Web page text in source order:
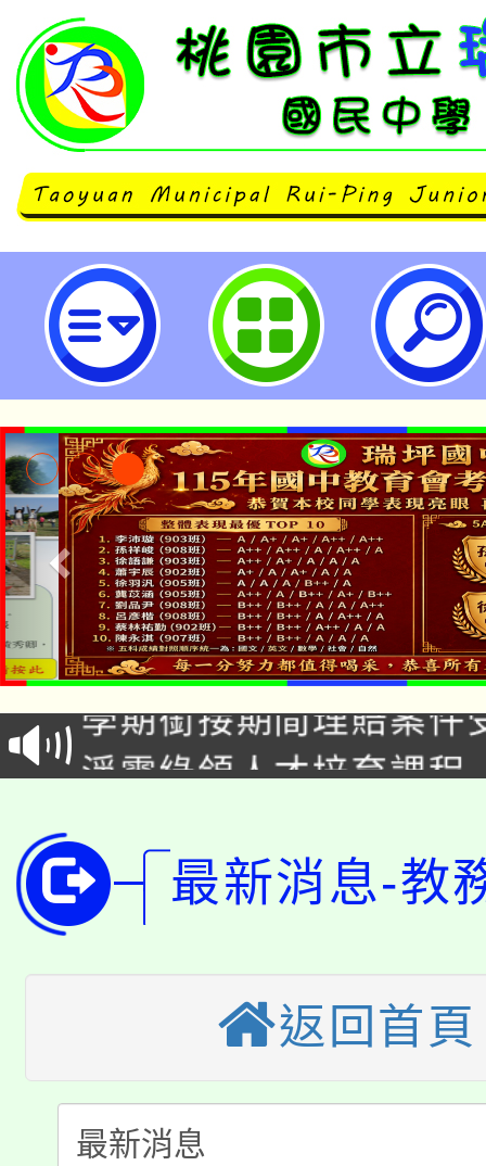
「113年度客語能力認證」-基礎級
報名-桃園市立瑞坪國民中學
淨零綠生活教案入校路
會
115年食農教育專業人
程
學期銜接期間理賠案件
學籍身 分審查程序及
淨零綠領人才培育課程
代理(課)教師甄選結果(
「2026金融保險知識
車」活動
桃園市115學年度學生
生本土語及新住民語歌
公告本校115學年度第
代理(課)教師甄選結果
公告本校115學年度第
代理(課)教師甄選結果(
轉知中國文化大學推廣
《TA101》溝通分析基
淨零綠生活教案入校路
最新消息-教
返回首頁